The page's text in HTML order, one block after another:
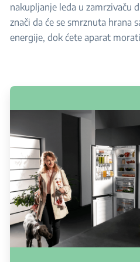
nakupljanje leda u zamrzivaču
znači da će se smrznuta hrana
energije, dok ćete aparat